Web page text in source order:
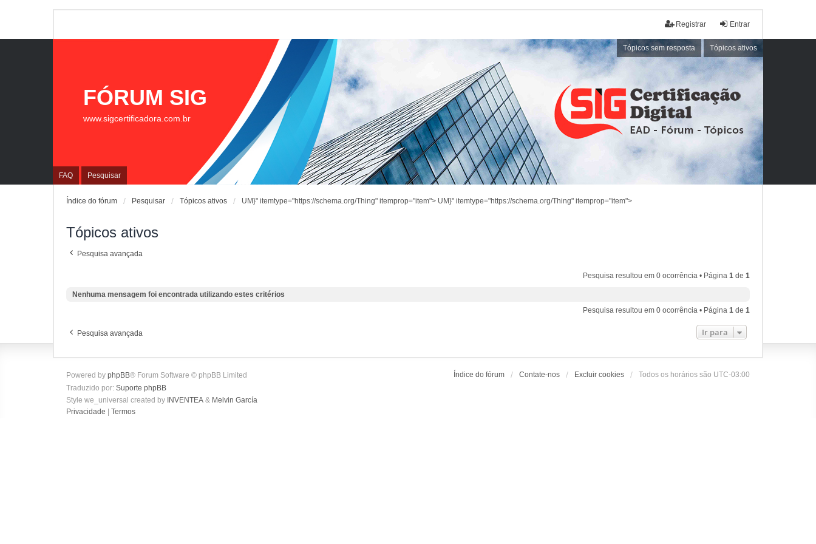
Entrar
Registrar
Tópicos sem resposta Tópicos ativos
FAQ Pesquisar
FÓRUM SIG
www.sigcertificadora.com.br
Índice do fórum Pesquisar UM}" itemtype="https://schema.org/Thing" itemprop="item">
Tópicos ativos UM}" itemtype="https://schema.org/Thing" itemprop="item">
Tópicos ativos
Pesquisa avançada
Pesquisa resultou em 0 ocorrência • Página 1 de 1
Nenhuma mensagem foi encontrada utilizando estes critérios
Pesquisa resultou em 0 ocorrência • Página 1 de 1
Pesquisa avançada Ir para
Índice do fórum Contate-nos Excluir cookies Todos os horários são UTC-03:00
Powered by phpBB® Forum Software © phpBB Limited
Traduzido por: Suporte phpBB
Style we_universal created by INVENTEA & Melvin García
Privacidade
Termos